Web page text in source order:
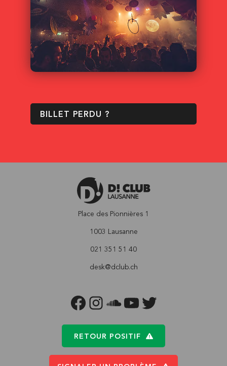
BILLET PERDU ?
Place des Pionnières 1
1003 Lausanne
021 351 51 40
desk@dclub.ch
FACEBOOKINSTAGRAM
SOUNDCLOUD
YOUTUBETWITTER
RETOUR POSITIF